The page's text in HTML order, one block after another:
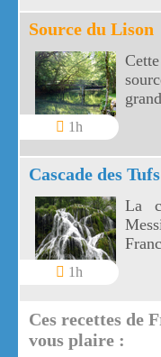
Source du Lison
1h
Cascade des
1h
La
de
Ces recettes de
vous plaire :